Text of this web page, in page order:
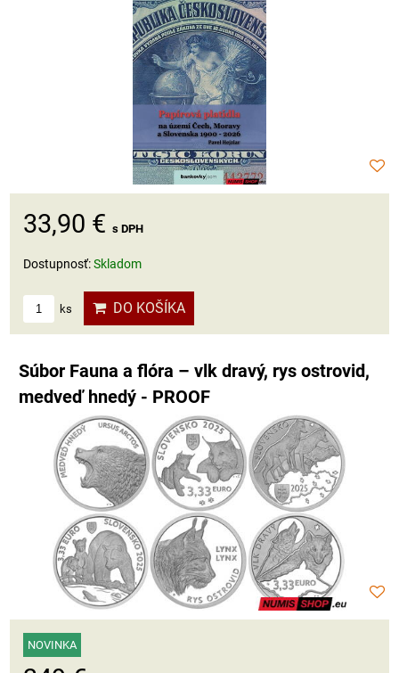
33,90 € s DPH
Dostupnosť:Skladom
ks DO KOŠÍKA
Súbor Fauna a flóra – vlk dravý, rys ostrovid,
medveď hnedý - PROOF
NOVINKA